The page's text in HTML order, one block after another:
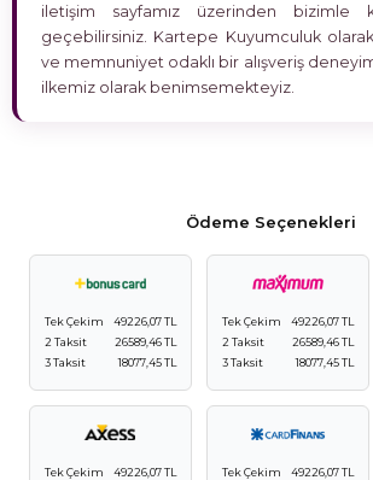
iletişim sayfamız üzerinden bizimle
geçebilirsiniz. Kartepe Kuyumculuk
ve memnuniyet odaklı bir alışveriş
ilkemiz olarak benimsemekteyiz.
Ödeme Seçenekleri
Tek Çekim
49226,07 TL
2 Taksit
26589,46 TL
3 Taksit
18077,45 TL
Tek Çekim
49226,07 TL
2 Taksit
26589,46 TL
3 Taksit
18077,45 TL
Tek Çekim
49226,07 TL
Tek Çekim
49226,07 TL